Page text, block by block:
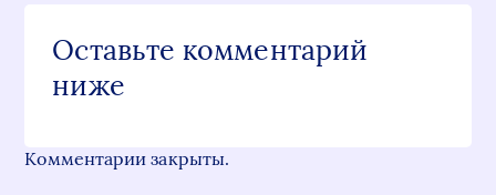
Оставьте комментарий
ниже
Комментарии закрыты.